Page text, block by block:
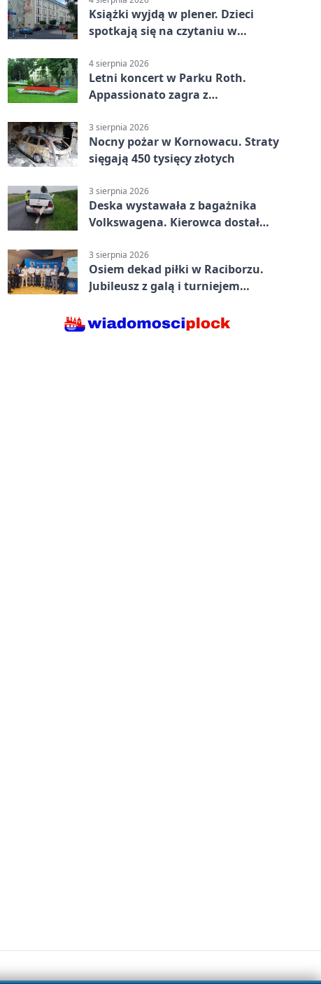
Książki wyjdą w plener. Dzieci
spotkają się na czytaniu w
4 sierpnia 2026
Letni koncert w Parku Roth.
Appassionato zagra z
3 sierpnia 2026
Nocny pożar w Kornowacu. Straty
sięgają 450 tysięcy złotych
3 sierpnia 2026
Deska wystawała z bagażnika
Volkswagena. Kierowca dostał
3 sierpnia 2026
Osiem dekad piłki w Raciborzu.
Jubileusz z galą i turniejem